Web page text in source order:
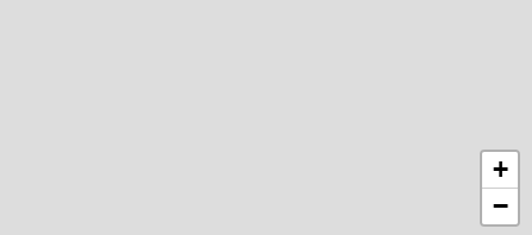
+
−